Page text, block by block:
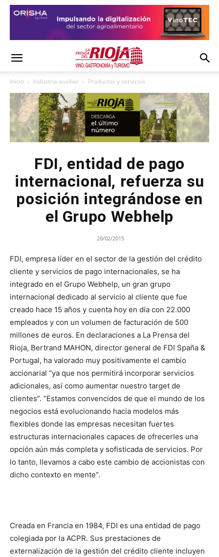
Inicio Industria auxiliar Productos y servicios
FDI, entidad de pago
internacional, refuerza su
posición integrándose en
el Grupo Webhelp
20/02/2015
FDI, empresa líder en el sector de la gestión del crédito
cliente y servicios de pago internacionales, se ha
integrado en el Grupo Webhelp, un gran grupo
internacional dedicado al servicio al cliente que fue
creado hace 15 años y cuenta hoy en día con 22.000
empleados y con un volumen de facturación de 500
millones de euros. En declaraciones a La Prensa del
Rioja, Bertrand MAHON, director general de FDI Spaña &
Portugal, ha valorado muy positivamente el cambio
accionarial “ya que nos permitirá incorporar servicios
adicionales, así como aumentar nuestro target de
clientes”. “Estamos convencidos de que el mundo de los
negocios está evolucionando hacia modelos más
flexibles donde las empresas necesitan fuertes
estructuras internacionales capaces de ofrecerles una
opción aún más completa y sofisticada de servicios. Por
lo tanto, llevamos a cabo este cambio de accionistas con
dicho contexto en mente”.
Creada en Francia en 1984, FDI es una entidad de pago
colegiada por la ACPR. Sus prestaciones de
externalización de la gestión del crédito cliente incluyen